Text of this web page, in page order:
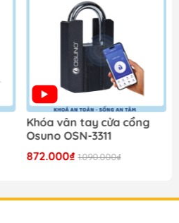
Khóa vân tay cửa cổng
Osuno OSN-3311
872.000₫ 1.090.000₫